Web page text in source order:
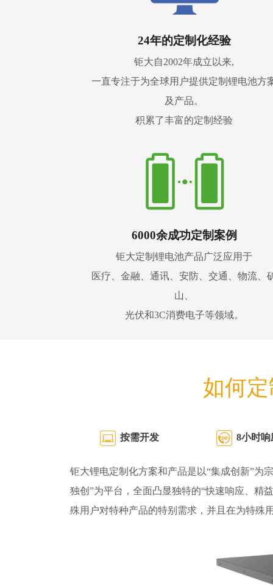
24年的定制化经验
钜大自2002年成立以来,
一直专注于为全球用户提供定制锂电池方
及产品。
积累了丰富的定制经验
6000余成功定制案例
钜大定制锂电池产品广泛应用于
医疗、金融、通讯、安防、交通、物流、
山、
光伏和3C消费电子等领域。
如何
按需开发 8小时响
钜大锂电定制化方案和产品是以“集成创新”为
独创”为平台，全面凸显独特的“快速响应、精
殊用户对特种产品的特别需求，并且在为特殊